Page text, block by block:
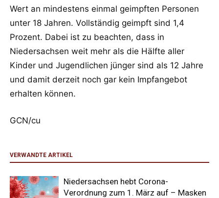
Wert an mindestens einmal geimpften Personen
unter 18 Jahren. Vollständig geimpft sind 1,4
Prozent. Dabei ist zu beachten, dass in
Niedersachsen weit mehr als die Hälfte aller
Kinder und Jugendlichen jünger sind als 12 Jahre
und damit derzeit noch gar kein Impfangebot
erhalten können.
GCN/cu
VERWANDTE ARTIKEL
Niedersachsen hebt Corona-
Verordnung zum 1. März auf – Masken